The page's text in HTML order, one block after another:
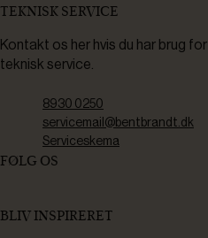
TEKNISK SERVICE
Kontakt os her hvis du har brug for
teknisk service.
8930 0250
servicemail@bentbrandt.dk
Serviceskema
FØLG OS
BLIV INSPIRERET